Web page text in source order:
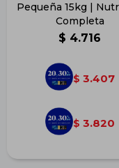
Pequeña 15kg |
Completa
$ 4.716
$ 3.407
$ 3.820